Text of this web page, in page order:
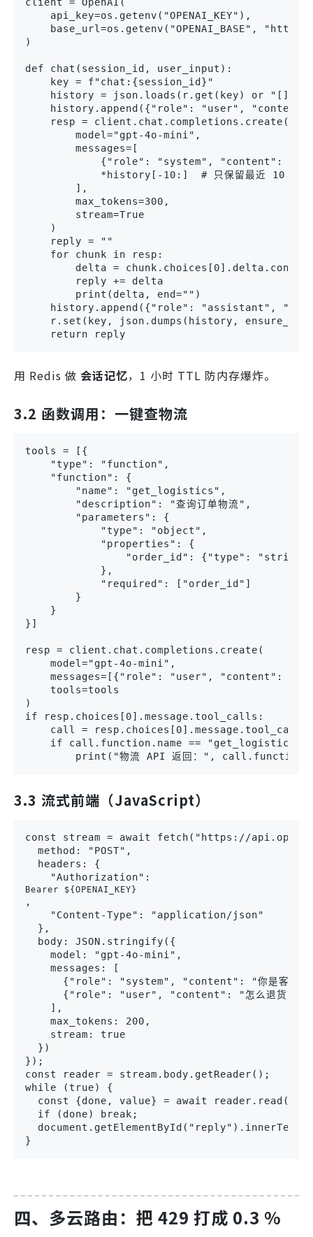
    api_key=os.getenv("OPENAI_KEY"),
base_url=os.getenv("OPENAI_BASE",
)
def chat(session_id, user_input):
    key = f"chat:{session_id}"
    history = json.loads(r.get(key) or "[]")
history.append({"role": "user",
    resp = client.chat.completions.create(
        model="gpt-4o-mini",
        messages=[
{"role": "system", "content": "你是
            *history[-10:]  # 只保留最近 10 轮
        ],
        max_tokens=300,
        stream=True
    )
    reply = ""
    for chunk in resp:
delta =
        reply += delta
        print(delta, end="")
history.append({"role": "assistant",
r.set(key, json.dumps(history,
    return reply
用 Redis 做 会话记忆，1 小时 TTL 防内存爆炸。
3.2 函数调用：一键查物流
tools = [{
    "type": "function",
    "function": {
        "name": "get_logistics",
        "description": "查询订单物流",
        "parameters": {
            "type": "object",
            "properties": {
"order_id": {"type":
            },
            "required": ["order_id"]
        }
    }
}]
resp = client.chat.completions.create(
    model="gpt-4o-mini",
messages=[{"role": "user", "content": "帮
    tools=tools
)
if resp.choices[0].message.tool_calls:
call =
    if call.function.name == "get_logistics":
print("物流 API 返回：",
3.3 流式前端（JavaScript）
const stream = await fetch("https://
  method: "POST",
  headers: {
    "Authorization":
Bearer ${OPENAI_KEY}
,
    "Content-Type": "application/json"
  },
  body: JSON.stringify({
    model: "gpt-4o-mini",
    messages: [
{"role": "system", "content": "你是客服，
      {"role": "user", "content": "怎么退货？"}
    ],
    max_tokens: 200,
    stream: true
  })
});
const reader = stream.body.getReader();
while (true) {
  const {done, value} = await reader.read();
  if (done) break;
document.getElementById("reply").innerText
}
四、多云路由：把 429 打成 0.3 %